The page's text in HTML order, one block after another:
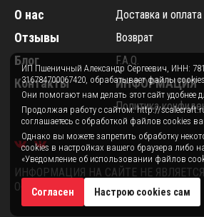
О нас
Отзывы
Блог
Контакты
Доставка и оплата
Возврат
F.A.Q.
ИНФОРМАЦИЯ
Политика
ИНФОРМАЦИЯ НА САЙТЕ НЕ
ОФЕРТОЙ.
ИП Пшеничный Александр Сергеевич, ИНН:
316784700067420, обрабатывает файлы
Они помогают нам делать этот сайт удобнее
Продолжая работу с сайтом: http://
соглашаетесь с обработкой файлов cookies
Однако вы можете запретить обработку
cookies в настройках вашего браузера либо
«Уведомление об использовании файлов
Согласен Настрою cookies сам